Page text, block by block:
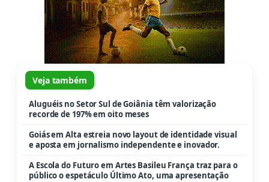
Veja também
Aluguéis no Setor Sul de Goiânia têm valorização
recorde de 197% em oito meses
Goiás em Alta estreia novo layout de identidade visual
e aposta em jornalismo independente e inovador.
A Escola do Futuro em Artes Basileu França traz para o
público o espetáculo Último Ato, uma apresentação